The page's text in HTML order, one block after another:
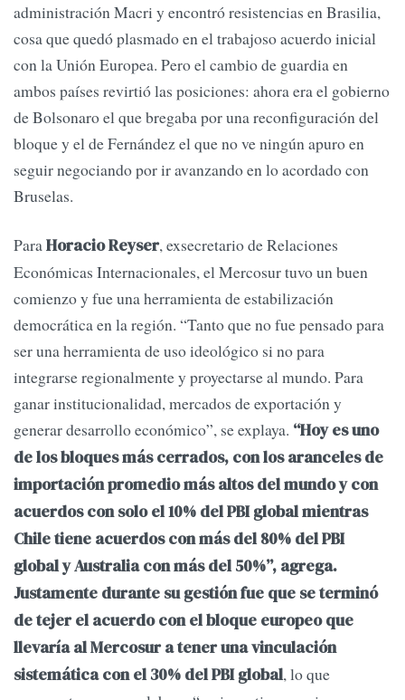
administración Macri y encontró resistencias en Brasilia,
cosa que quedó plasmado en el trabajoso acuerdo inicial
con la Unión Europea. Pero el cambio de guardia en
ambos países revirtió las posiciones: ahora era el gobierno
de Bolsonaro el que bregaba por una reconfiguración del
bloque y el de Fernández el que no ve ningún apuro en
seguir negociando por ir avanzando en lo acordado con
Bruselas.
ParaHoracio Reyser, exsecretario de Relaciones
Económicas Internacionales, el Mercosur tuvo un buen
comienzo y fue una herramienta de estabilización
democrática en la región. “Tanto que no fue pensado para
ser una herramienta de uso ideológico si no para
integrarse regionalmente y proyectarse al mundo. Para
ganar institucionalidad, mercados de exportación y
generar desarrollo económico”, se explaya. “Hoy es uno
de los bloques más cerrados, con los aranceles de
importación promedio más altos del mundo y con
acuerdos con solo el 10% del PBI global mientras
Chile tiene acuerdos con más del 80% del PBI
global y Australia con más del 50%”, agrega.
Justamente durante su gestión fue que se terminó
de tejer el acuerdo con el bloque europeo que
llevaría al Mercosur a tener una vinculación
sistemática con el 30% del PBI global, lo que